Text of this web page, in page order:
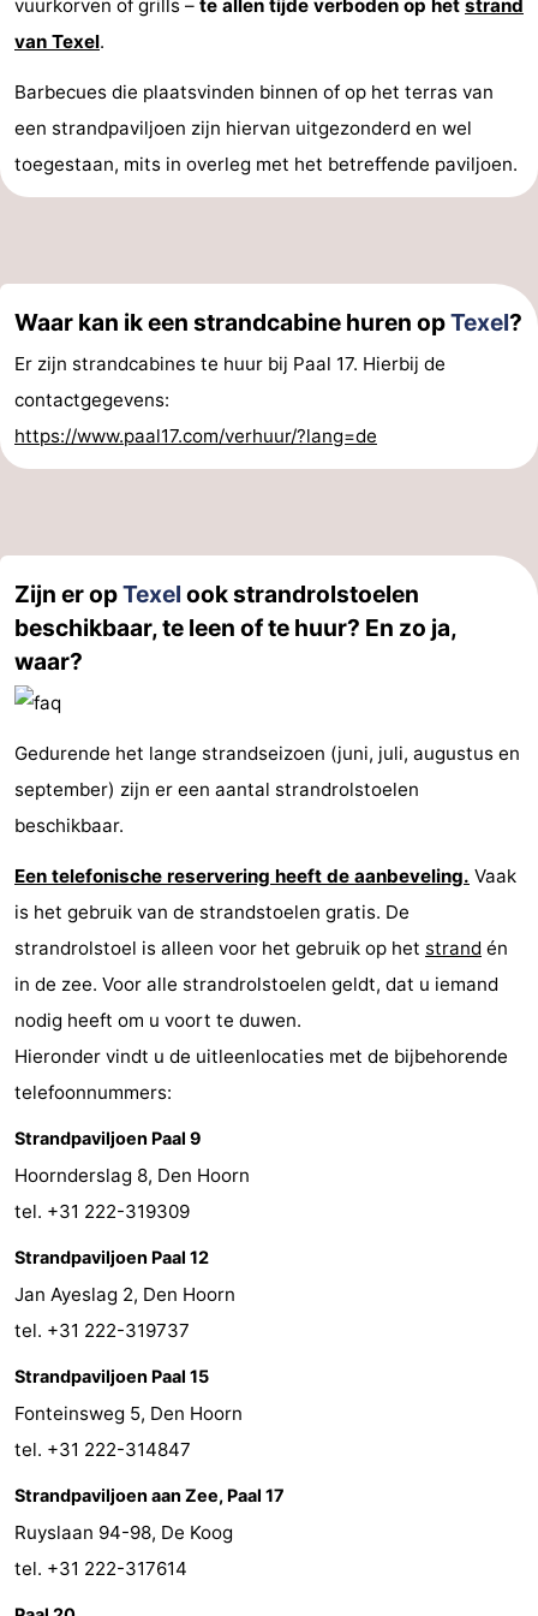
&
doen
Bezienswaardigheden
-
Monumenten
-
Uitkijkpunten
Attracties
-
Rondvaarten
-
Minigolfbanen
Natuur
Rondleidingen
Sporten
-
Fietsen
-
Wandelen
-
Paardrijden
-
Surfen
-
Eten
enEvenementen
Forum
Route
-
Boot
Waddenhoppen
Parkeren
Reisboekenwinkel
vuurkorven of grills – te allen tijde verboden op het strand
van Texel.
Barbecues die plaatsvinden binnen of op het terras van
een strandpaviljoen zijn hiervan uitgezonderd en wel
toegestaan, mits in overleg met het betreffende paviljoen.
Waar kan ik een strandcabine huren opTexel?
Er zijn strandcabines te huur bij Paal 17. Hierbij de
contactgegevens:
https://www.paal17.com/verhuur/?lang=de
Zijn er opTexel ook strandrolstoelen
beschikbaar, te leen of te huur? En zo ja,
waar?
Gedurende het lange strandseizoen (juni, juli, augustus en
september) zijn er een aantal strandrolstoelen
beschikbaar.
Een telefonische reservering heeft de aanbeveling. Vaak
is het gebruik van de strandstoelen gratis. De
strandrolstoel is alleen voor het gebruik op het strand én
in de zee. Voor alle strandrolstoelen geldt, dat u iemand
nodig heeft om u voort te duwen.
Hieronder vindt u de uitleenlocaties met de bijbehorende
telefoonnummers:
Strandpaviljoen Paal 9
Hoornderslag 8, Den Hoorn
tel. +31 222-319309
Strandpaviljoen Paal 12
Jan Ayeslag 2, Den Hoorn
tel. +31 222-319737
Strandpaviljoen Paal 15
Fonteinsweg 5, Den Hoorn
tel. +31 222-314847
Strandpaviljoen aan Zee, Paal 17
Ruyslaan 94-98, De Koog
tel. +31 222-317614